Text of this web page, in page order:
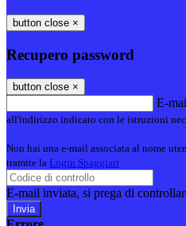
button close ×
Recupero password
button close ×
E-
all'indirizzo indicato con le istruzioni
Non hai una e-mail associata al nome
tramite la Login Spaggiari
E-mail inviata, si prega di